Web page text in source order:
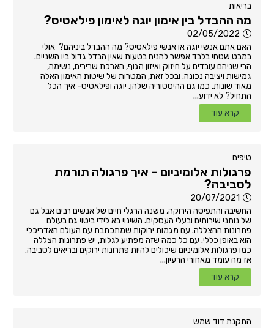
בריאות
מה ההבדל בין אימון יוגה לאימון פילאטיס?
02/05/2022
האם אתם אנשי יוגה או אנשי פילאטיס? מה ההבדל ביניהם? אולי
במבט שטחי בלבד אפשר להניח בטעות שאין הבדל גדול ביו השניים.
הרי שניהם עובדים על חיזוק ואיזון הגוף, הארכת שרירים, נשימה,
גמישות ויציבה נכונה. ובכל זאת, המטרות של שיטות האימון האלה
מאוד שונות, כמו גם ההיסטוריה שלהן. יוגה ופילאטיס- איך הכל
התחיל? לא ידוע...
קרא עוד
טיפים
פרגולות אלומיניום – איך פרגולה תורמת
לסביבה?
20/07/2021
החשיבה והתפיסה הירוקה, משנה הרגלי חיים של אנשים רבים אבל גם
של נותני שירותים ובעלי העסקים. השינוי בא לידי ביטוי גם בעולם
פתרונות ההצללה. עם מגמות ירוקות שמתכתבת עם העולם האדריכלי
הוא באופן כללי. עם כל כמה שזה מפתיע לגלות, יש פתרונות הצללה
כמו פרגולות אלומיניום שיכולים להיות פתרונות ירוקים ובריאים לסביבה.
אז מה עומד מאחורי הרעיון...
קרא עוד
התקנת דוד שמש